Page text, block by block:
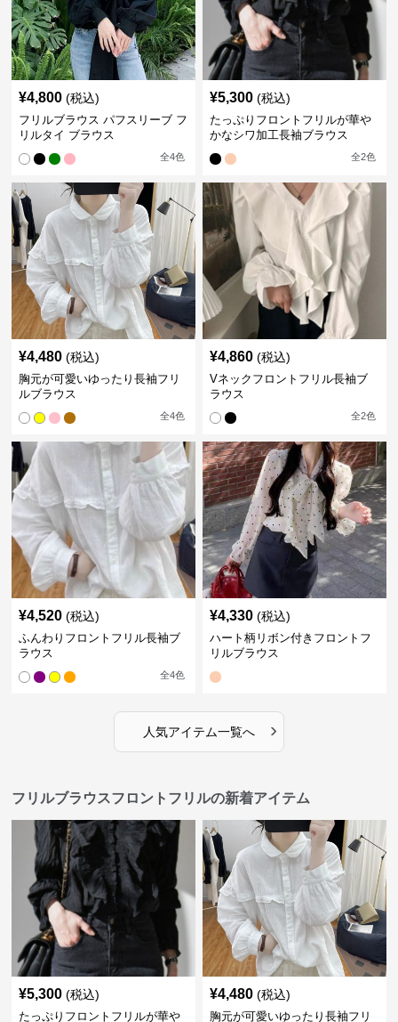
¥4,800 (税込)
フリルブラウス パフスリーブ フ
リルタイ ブラウス
全4色
¥5,300 (税込)
たっぷりフロントフリルが華や
かなシワ加工長袖ブラウス
全2色
¥4,480 (税込)
胸元が可愛いゆったり長袖フリ
ルブラウス
全4色
¥4,860 (税込)
Vネックフロントフリル長袖ブ
ラウス
全2色
¥4,520 (税込)
ふんわりフロントフリル長袖ブ
ラウス
全4色
¥4,330 (税込)
ハート柄リボン付きフロントフ
リルブラウス
人気アイテム一覧へ ›
フリルブラウスフロントフリルの新着アイテム
¥5,300 (税込)
たっぷりフロントフリルが華や
¥4,480 (税込)
胸元が可愛いゆったり長袖フリ